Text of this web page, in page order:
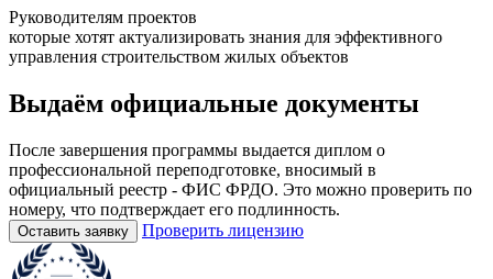
Руководителям проектов
которые хотят актуализировать знания для эффективного
управления строительством жилых объектов
Выдаём официальные документы
После завершения программы выдается диплом о
профессиональной переподготовке, вносимый в
официальный реестр - ФИС ФРДО. Это можно проверить по
номеру, что подтверждает его подлинность.
Оставить заявку Проверить лицензию